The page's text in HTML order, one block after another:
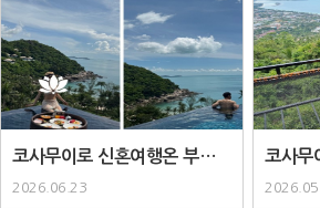
코사무이로 신혼여행온 부부입
니다 :) ..
2026.06.23
코사무